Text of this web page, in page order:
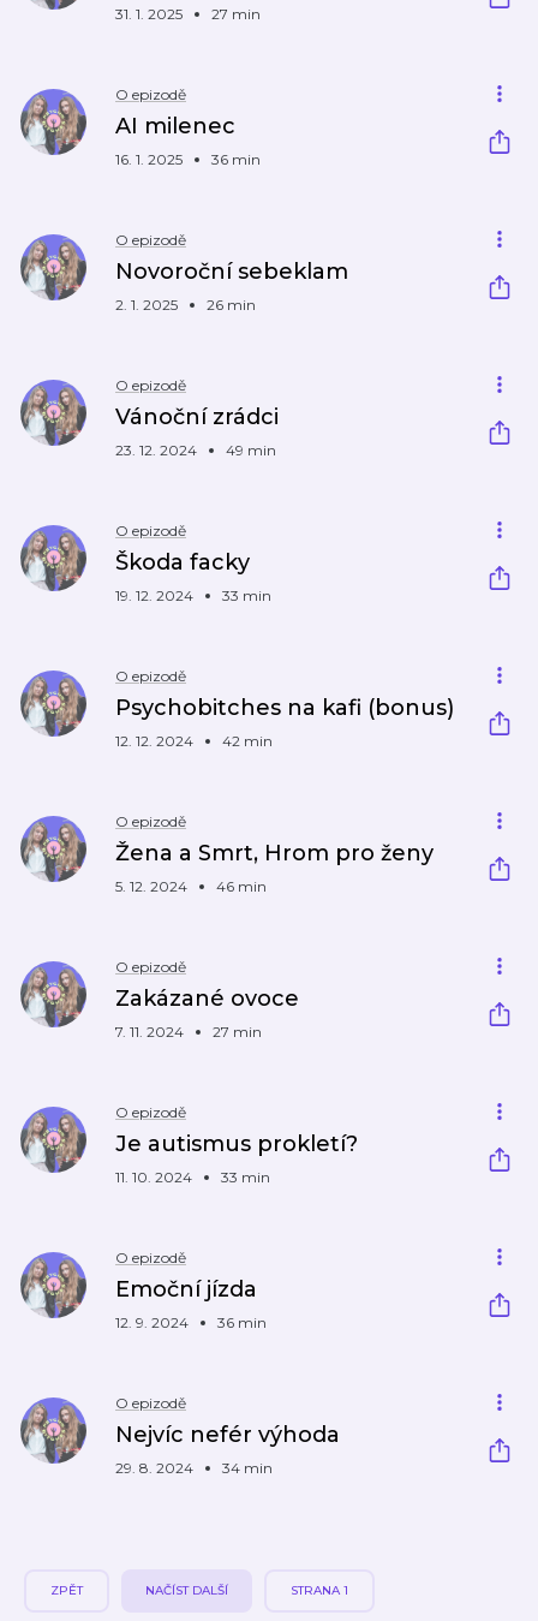
31. 1. 2025 27 min
O epizodě
AI milenec
16. 1. 2025 36 min
O epizodě
Novoroční sebeklam
2. 1. 2025 26 min
O epizodě
Vánoční zrádci
23. 12. 2024 49 min
O epizodě
Škoda facky
19. 12. 2024 33 min
O epizodě
Psychobitches na kafi (bonus)
12. 12. 2024 42 min
O epizodě
Žena a Smrt, Hrom pro ženy
5. 12. 2024 46 min
O epizodě
Zakázané ovoce
7. 11. 2024 27 min
O epizodě
Je autismus prokletí?
11. 10. 2024 33 min
O epizodě
Emoční jízda
12. 9. 2024 36 min
O epizodě
Nejvíc nefér výhoda
29. 8. 2024 34 min
ZPĚT NAČÍST DALŠÍ STRANA 1